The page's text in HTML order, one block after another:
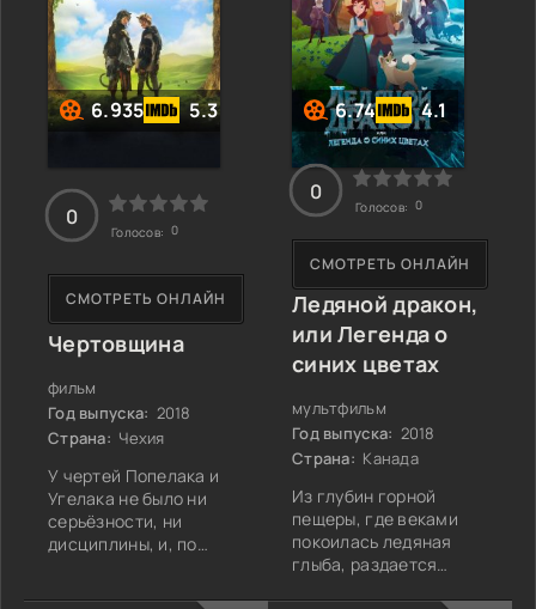
лишь очередное
задание — выбрать
между перспективным
проектом по развитию
Маунтин Парка или
небольшим городком
украшавших дворы
императорской знати.
Изящный показ быстро
перерастает в дерзкую
кражу, за которой
следуют погони,
6.935 5.3
Чертовщина
фильм
Год выпуска: 2018
Страна: Чехия
У чертей Попелака и
Угелака не было ни
серьёзности, ни
дисциплины, и, по
СМОТРЕТЬ ОНЛАЙН
0
Голосов: 0
6.74 4.1
Ледяной дракон,
или Легенда о
синих цветах
мультфильм
Год выпуска: 2018
Страна: Канада
Из глубин горной
пещеры, где веками
покоилась ледяная
глыба, раздается
СМОТРЕТЬ ОНЛАЙН
0
Голосов: 0